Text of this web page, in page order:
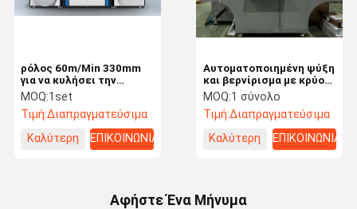
ρόλος 60m/Min 330mm
για να κυλήσει την
ψηφιακή μηχανή
εκτύπωσης Inkjet
ετικετών UV
MOQ:1set
Τιμή:Διαπραγματεύσιμα
Καλύτερη
ΕΠΙΚΟΙΝΩΝΙΑ
Αυτοματοποιημένη ψύξη
και βερνίρισμα με κρύο
φύλλο
MOQ:1 σύνολο
Τιμή:Διαπραγματεύσιμα
Καλύτερη
ΕΠΙΚΟΙΝΩΝΙΑ
Αφήστε Ένα Μήνυμα